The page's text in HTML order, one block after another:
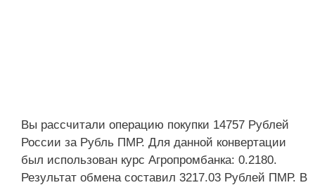
Вы рассчитали операцию покупки 14757 Рублей
России за Рубль ПМР. Для данной конвертации
был использован курс Агропромбанка: 0.2180.
Результат обмена составил 3217.03 Рублей ПМР. В